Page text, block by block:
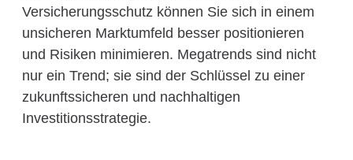
Versicherungsschutz können Sie sich in einem
unsicheren Marktumfeld besser positionieren
und Risiken minimieren. Megatrends sind nicht
nur ein Trend; sie sind der Schlüssel zu einer
zukunftssicheren und nachhaltigen
Investitionsstrategie.